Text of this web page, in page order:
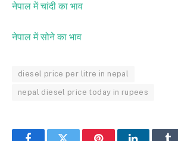
नेपाल में चांदी का भाव
नेपाल में सोने का भाव
diesel price per litre in nepal
nepal diesel price today in rupees